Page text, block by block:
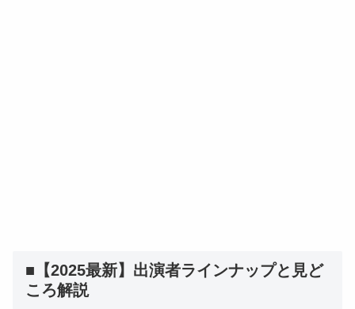
■【2025最新】出演者ラインナップと見ど
ころ解説